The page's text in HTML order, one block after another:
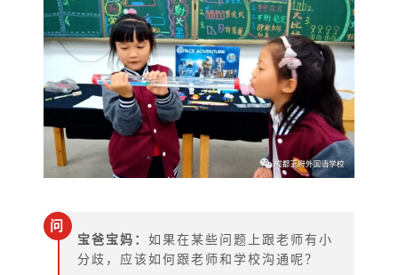
问
宝爸宝妈： 如果在某些问题上跟老师有小
分歧，应该如何跟老师和学校沟通呢？